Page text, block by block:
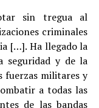
sin tregua al
criminales
[…]. Ha llegado la
seguridad y de la
fuerzas militares y
a todas las
de las bandas